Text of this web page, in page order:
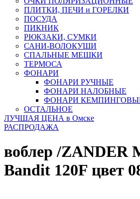
ПЛИТКИ, ПЕЧИ и ГОРЕЛКИ
ПОСУДА
ПИКНИК
РЮКЗАКИ, СУМКИ
САНИ-ВОЛОКУШИ
СПАЛЬНЫЕ МЕШКИ
ТЕРМОСА
ФОНАРИ
ФОНАРИ РУЧНЫЕ
ФОНАРИ НАЛОБНЫЕ
ФОНАРИ
ОСТАЛЬНОЕ
ЛУЧШАЯ ЦЕНА в Омске
РАСПРОДАЖА
воблер /ZANDER
Bandit 120F цвет